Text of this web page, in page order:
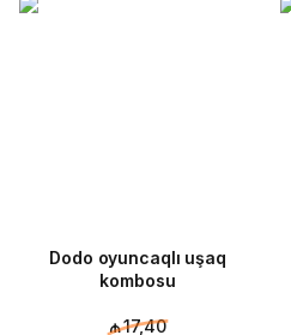
Dodo oyuncaqlı uşaq
kombosu
₼ 17,40